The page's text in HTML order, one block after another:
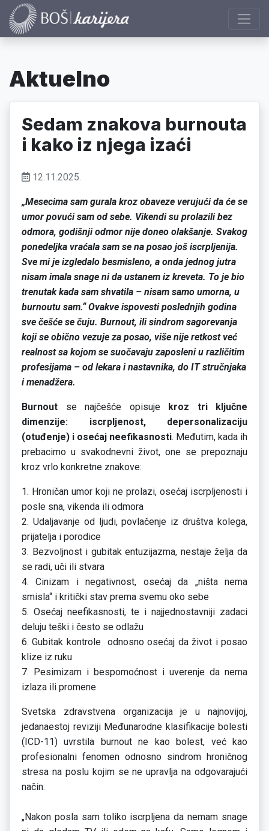
Aktuelno
Sedam znakova burnouta
i kako iz njega izaći
12.11.2025.
„Mesecima sam gurala kroz obaveze verujući da će se
umor povući sam od sebe. Vikendi su prolazili bez
odmora, godišnji odmor nije doneo olakšanje. Svakog
ponedeljka vraćala sam se na posao još iscrpljenija.
Sve mi je izgledalo besmisleno, a onda jednog jutra
nisam imala snage ni da ustanem iz kreveta. To je bio
trenutak kada sam shvatila – nisam samo umorna, u
burnoutu sam.“ Ovakve ispovesti poslednjih godina
sve češće se čuju. Burnout, ili sindrom sagorevanja
koji se obično vezuje za posao, više nije retkost već
realnost sa kojom se suočavaju zaposleni u različitim
profesijama – od lekara i nastavnika, do IT stručnjaka
i menadžera.
Burnout se najčešće opisuje
kroz tri ključne
dimenzije: iscrpljenost, depersonalizaciju
(otuđenje) i osećaj neefikasnosti. Međutim, kada ih
prebacimo u svakodnevni život, one se prepoznaju
kroz vrlo konkretne znakove:
1. Hroničan umor koji ne prolazi, osećaj iscrpljenosti i
posle sna, vikenda ili odmora
2. Udaljavanje od ljudi, povlačenje iz društva kolega,
prijatelja i porodice
3. Bezvoljnost i gubitak entuzijazma, nestaje želja da
se radi, uči ili stvara
4. Cinizam i negativnost, osećaj da „ništa nema
smisla“ i kritički stav prema svemu oko sebe
5. Osećaj neefikasnosti, te i najjednostavniji zadaci
deluju teški i često se odlažu
6. Gubitak kontrole odnosno osećaj da život i posao
klize iz ruku
7. Pesimizam i bespomoćnost i uverenje da nema
izlaza ili promene
Svetska zdravstvena organizacija je u najnovijoj,
jedanaestoj reviziji Međunarodne klasifikacije bolesti
(ICD-11) uvrstila burnout ne kao bolest, već kao
profesionalni fenomen odnosno sindrom hroničnog
stresa na poslu kojim se ne upravlja na odgovarajući
način.
„Nakon posla sam toliko iscrpljena da nemam snage